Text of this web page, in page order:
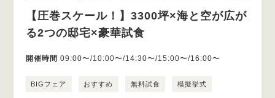
【圧巻スケール！】3300坪×海と空が広が
る2つの邸宅×豪華試食
開催時間 09:00〜/10:00〜/14:30〜/15:00〜/16:00〜
BIGフェア おすすめ 無料試食 模擬挙式